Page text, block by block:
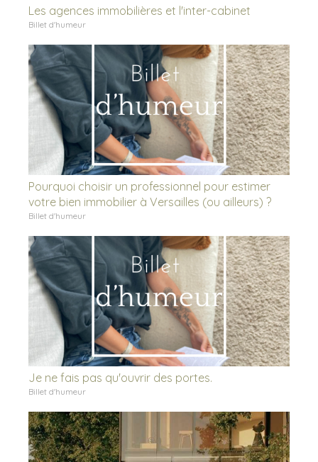
Les agences immobilières et l'inter-cabinet
Billet d'humeur
Pourquoi choisir un professionnel pour estimer
votre bien immobilier à Versailles (ou ailleurs) ?
Billet d'humeur
Je ne fais pas qu'ouvrir des portes.
Billet d'humeur